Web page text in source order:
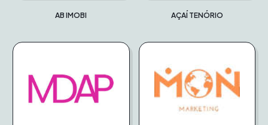
AB IMOBI AÇAÍ TENÓRIO